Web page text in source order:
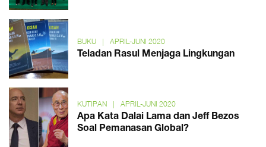
BUKU | APRIL-JUNI 2020
Teladan Rasul Menjaga Lingkungan
KUTIPAN | APRIL-JUNI 2020
Apa Kata Dalai Lama dan Jeff Bezos
Soal Pemanasan Global?